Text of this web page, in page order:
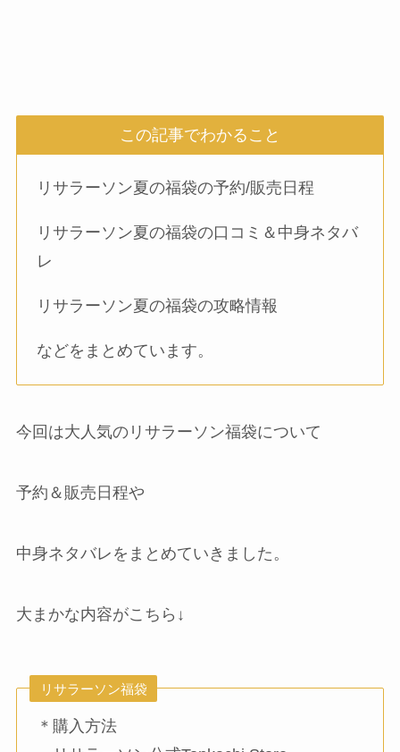
この記事でわかること
リサラーソン夏の福袋の予約/販売日程
リサラーソン夏の福袋の口コミ＆中身ネタバ
レ
リサラーソン夏の福袋の攻略情報
などをまとめています。
今回は大人気のリサラーソン福袋について
予約＆販売日程や
中身ネタバレをまとめていきました。
大まかな内容がこちら↓
リサラーソン福袋
＊購入方法